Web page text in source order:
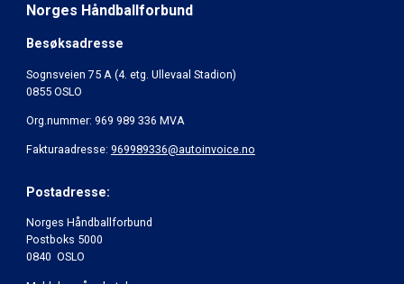
Norges Håndballforbund
Besøksadresse
Sognsveien 75 A (4. etg. Ullevaal Stadion)
0855 OSLO
Org.nummer: 969 989 336 MVA
Fakturaadresse: 969989336@autoinvoice.no
Postadresse:
Norges Håndballforbund
Postboks 5000
0840 OSLO